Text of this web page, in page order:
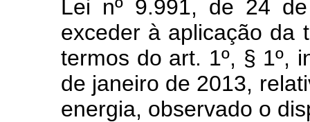
Lei nº 9.991, de 24
exceder à aplicação da
termos do art. 1º, § 1º,
de janeiro de 2013,
energia, observado o